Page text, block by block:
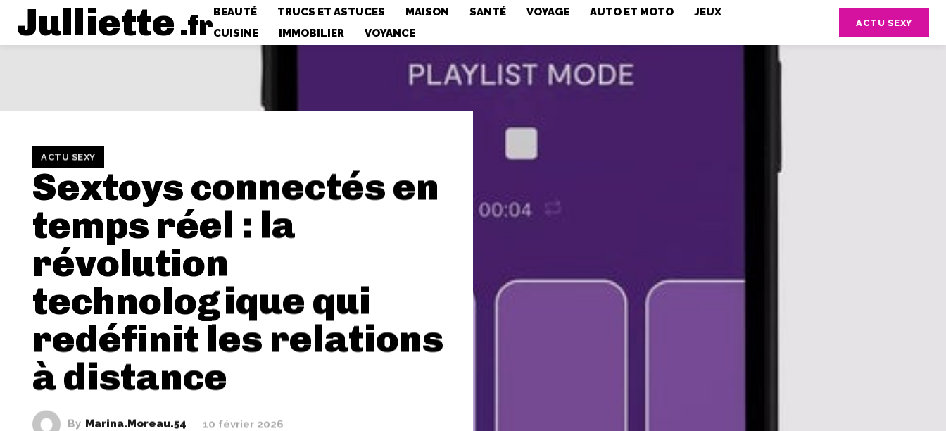
Julliette .frBEAUTÉ TRUCS ET ASTUCES MAISON SANTÉ VOYAGE AUTO ET MOTO
JEUX
CUISINE
IMMOBILIER VOYANCE
ACTU SEXY
ACTU SEXY
Sextoys connectés en
temps réel : la
révolution
technologique qui
redéfinit les relations
à distance
By Marina.Moreau.54 10 février 2026